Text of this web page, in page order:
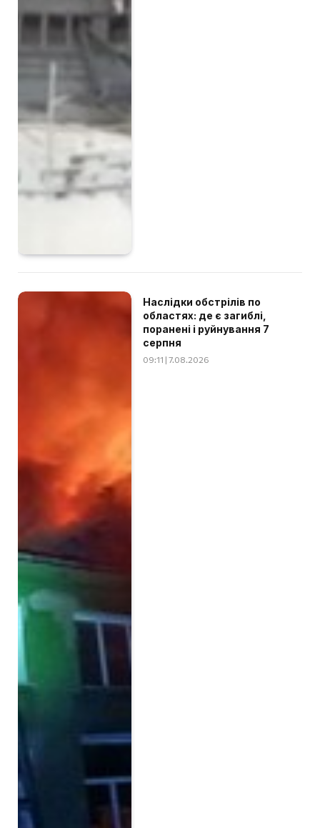
Наслідки обстрілів по
областях: де є загиблі,
поранені і руйнування 7
серпня
09:11 | 7.08.2026